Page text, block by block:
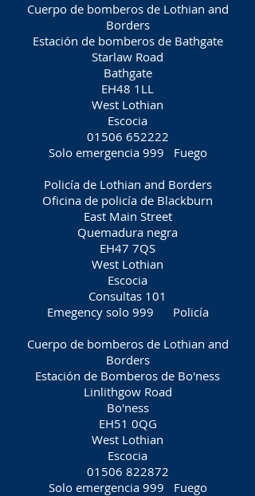
Cuerpo de bomberos de Lothian and
Borders
Estación de bomberos de Bathgate
Starlaw Road
Bathgate
EH48 1LL
West Lothian
Escocia
01506 652222
Solo emergencia 999
Fuego
Policía de Lothian and Borders
Oficina de policía de Blackburn
East Main Street
Quemadura negra
EH47 7QS
West Lothian
Escocia
Consultas 101
Emegency solo 999
Policía
Cuerpo de bomberos de Lothian and
Borders
Estación de Bomberos de Bo'ness
Linlithgow Road
Bo'ness
EH51 0QG
West Lothian
Escocia
01506 822872
Solo emergencia 999
Fuego